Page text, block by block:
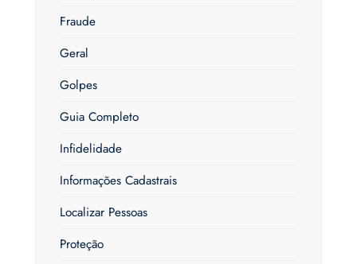
Fraude
Geral
Golpes
Guia Completo
Infidelidade
Informações Cadastrais
Localizar Pessoas
Proteção